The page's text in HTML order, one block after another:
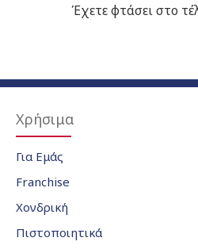
Έχετε φτάσει στο
Χρήσιμα
Για Εμάς
Franchise
Χονδρική
Πιστοποιητικά